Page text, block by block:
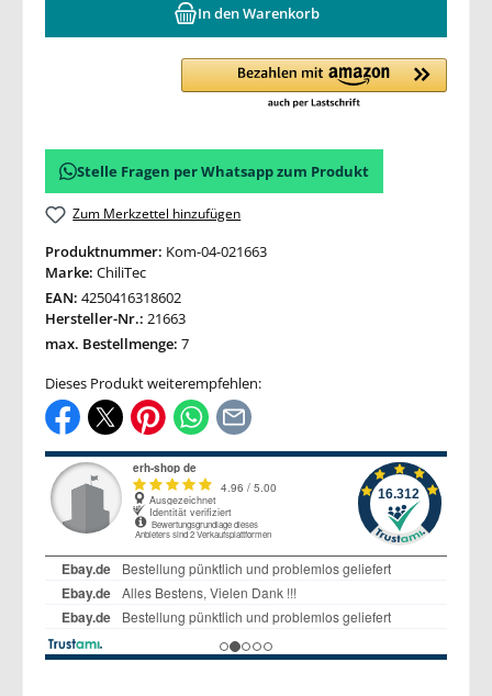
In den Warenkorb
Stelle Fragen per Whatsapp zum Produkt
Zum Merkzettel hinzufügen
Produktnummer: Kom-04-021663
Marke: ChiliTec
EAN: 4250416318602
Hersteller-Nr.: 21663
max. Bestellmenge: 7
Dieses Produkt weiterempfehlen: